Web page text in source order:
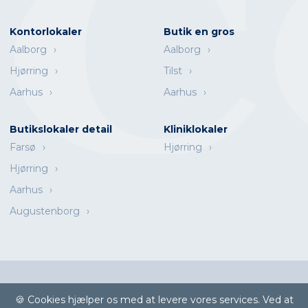
Kontorlokaler
Aalborg
Hjørring
Aarhus
Butik en gros
Aalborg
Tilst
Aarhus
Butikslokaler detail
Farsø
Hjørring
Aarhus
Augustenborg
Kliniklokaler
Hjørring
Escot A/S | Østre Alle 102 | DK-9000 Aalborg | Telefon
(+45) 99 36
🍪 Cookies hjælper os med at levere vores services. Ved at